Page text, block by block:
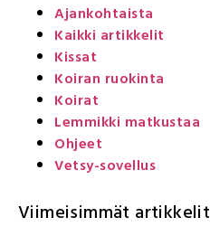
Ajankohtaista
Kaikki artikkelit
Kissat
Koiran ruokinta
Koirat
Lemmikki matkustaa
Ohjeet
Vetsy-sovellus
Viimeisimmät artikkelit